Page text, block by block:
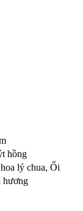
hồng
lý chua, Ổi
hương